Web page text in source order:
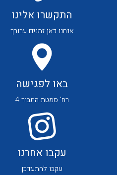
לכל מוצרי היצרן
התקשרו אלינו
אנחנו כאן זמנים עבורך
באו לפגישה
רח' סמטת התבור 4
עקבו אחרנו
עקבו להתעדכן